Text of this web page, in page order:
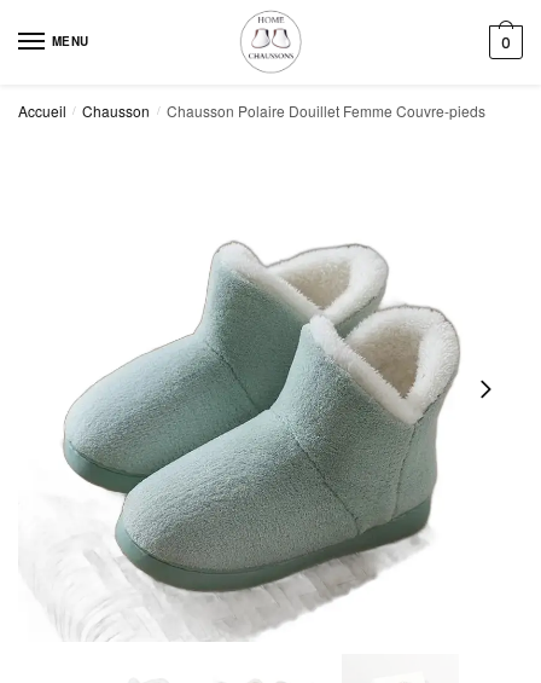
MENU 0
Accueil / Chausson / Chausson Polaire Douillet Femme Couvre-pieds